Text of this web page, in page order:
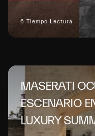
6 Tiempo Lectura
MASERATI
ESCENARIO
LUXURY